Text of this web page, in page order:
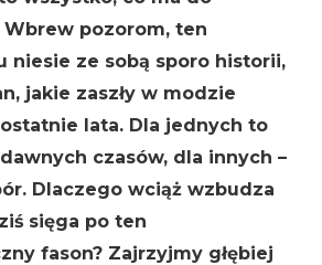
Wbrew pozorom, ten
niesie ze sobą sporo historii,
jakie zaszły w modzie
lata. Dla jednych to
czasów, dla innych –
Dlaczego wciąż wzbudza
sięga po ten
fason? Zajrzyjmy głębiej